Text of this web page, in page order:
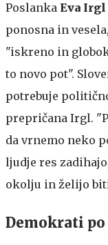
Poslanka Eva Irgl
ponosna in
"iskreno in
to novo pot".
potrebuje
prepričana Irgl.
da vrnemo neko
ljudje res
okolju in želijo
Demokrati po